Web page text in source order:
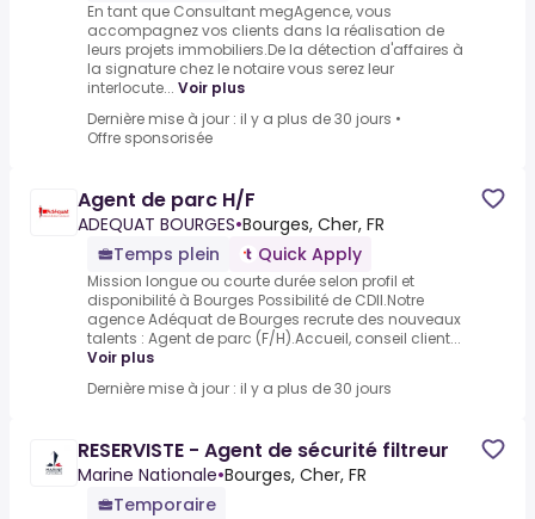
En tant que Consultant megAgence, vous
accompagnez vos clients dans la réalisation de
leurs projets immobiliers.De la détection d'affaires à
la signature chez le notaire vous serez leur
interlocute... Voir plus
Dernière mise à jour : il y a plus de 30 jours •
Offre sponsorisée
Agent de parc H/F
ADEQUAT BOURGES•Bourges, Cher, FR
Temps plein
Quick Apply
Mission longue ou courte durée selon profil et
disponibilité à Bourges Possibilité de CDII.Notre
agence Adéquat de Bourges recrute des nouveaux
talents : Agent de parc (F/H).Accueil, conseil client...
Voir plus
Dernière mise à jour : il y a plus de 30 jours
RESERVISTE - Agent de sécurité filtreur
Marine Nationale•Bourges, Cher, FR
Temporaire